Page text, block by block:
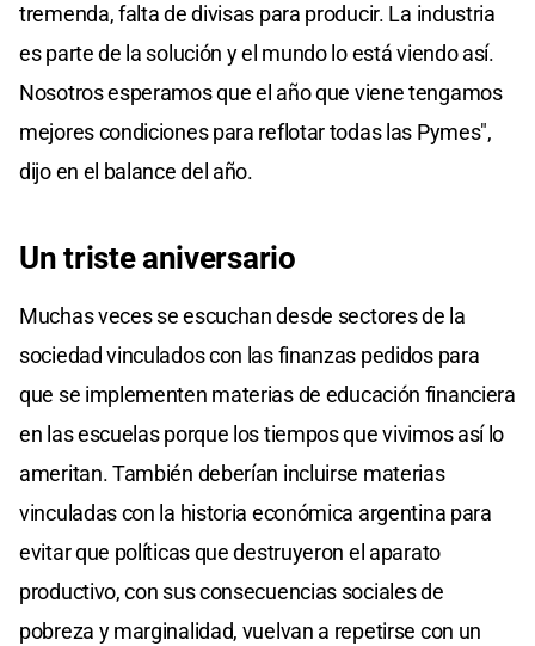
tremenda, falta de divisas para producir. La industria
es parte de la solución y el mundo lo está viendo así.
Nosotros esperamos que el año que viene tengamos
mejores condiciones para reflotar todas las Pymes",
dijo en el balance del año.
Un triste aniversario
Muchas veces se escuchan desde sectores de la
sociedad vinculados con las finanzas pedidos para
que se implementen materias de educación financiera
en las escuelas porque los tiempos que vivimos así lo
ameritan. También deberían incluirse materias
vinculadas con la historia económica argentina para
evitar que políticas que destruyeron el aparato
productivo, con sus consecuencias sociales de
pobreza y marginalidad, vuelvan a repetirse con un